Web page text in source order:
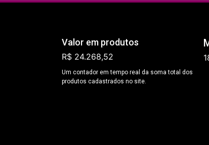
Valor em produtos
R$ 24.268,52
Um contador em tempo real da soma total dos
produtos cadastrados no site.